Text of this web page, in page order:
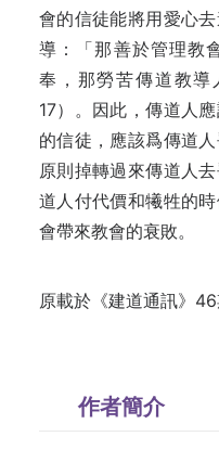
會的信徒能將用愛心
導：「那善於管理教
奉，那勞苦傳道教導
17）。因此，傳道人
的信徒，應該爲傳道
原則掉轉過來傳道人
道人付代價和犧牲的
會帶來教會的衰敗。
原載於《建道通訊》
作者簡介